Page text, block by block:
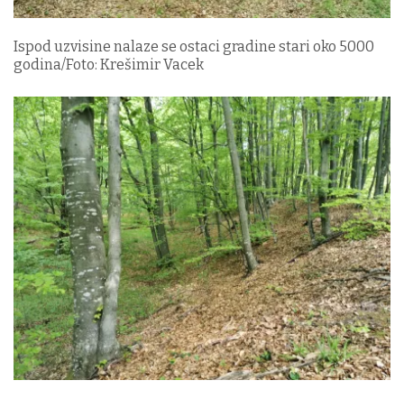
Ispod uzvisine nalaze se ostaci gradine stari oko 5000
godina/Foto: Krešimir Vacek